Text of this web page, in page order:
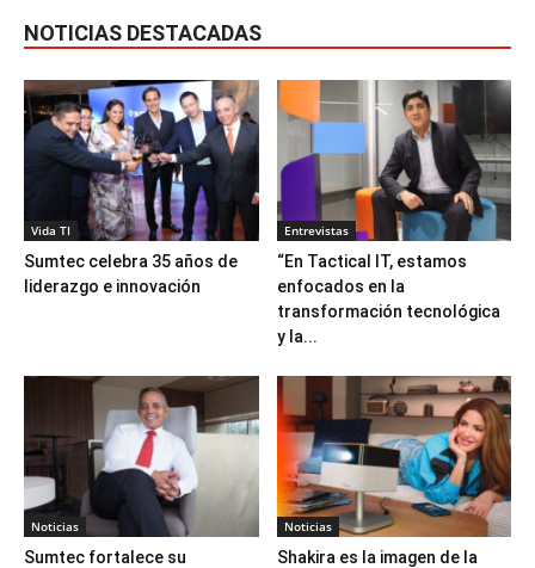
NOTICIAS DESTACADAS
Vida TI
Sumtec celebra 35 años de
liderazgo e innovación
Entrevistas
“En Tactical IT, estamos
enfocados en la
transformación tecnológica
y la...
Noticias
Sumtec fortalece su
Noticias
Shakira es la imagen de la